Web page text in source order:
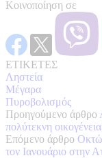
Κοινοποίηση σε
ΕΤΙΚΕΤΕΣ
Ληστεία
Μέγαρα
Πυροβολισμός
Προηγούμενο άρθρο
πολύτεκνη
Επόμενο άρθρο Οκτώ
τον Ιανουάριο στην